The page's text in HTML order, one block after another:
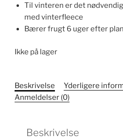
Til vinteren er det
med vinterfleece
Bærer frugt 6 uger efter
Ikke på lager
Beskrivelse
Yderligere
Anmeldelser (0)
Beskrivelse